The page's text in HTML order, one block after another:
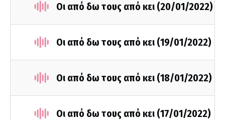
Οι από δω τους από κει (20/01/2022)
Οι από δω τους από κει (19/01/2022)
Οι από δω τους από κει (18/01/2022)
Οι από δω τους από κει (17/01/2022)